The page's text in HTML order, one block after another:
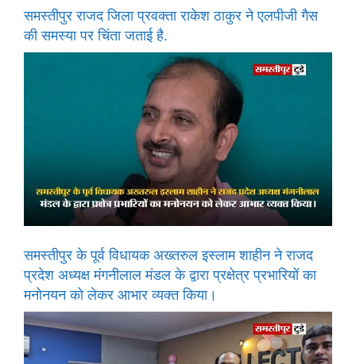
समस्तीपुर राजद जिला प्रवक्ता राकेश ठाकुर ने एलपीजी गैस
की समस्या पर चिंता जताई है.
समस्तीपुर के पूर्व विधायक अख्तरुल इस्लाम शाहीन ने राजद
प्रदेश अध्यक्ष मंगनीलाल मंडल के द्वारा प्रक्षेत्र प्रभारियों का
मनोनयन को लेकर आभार व्यक्त किया।